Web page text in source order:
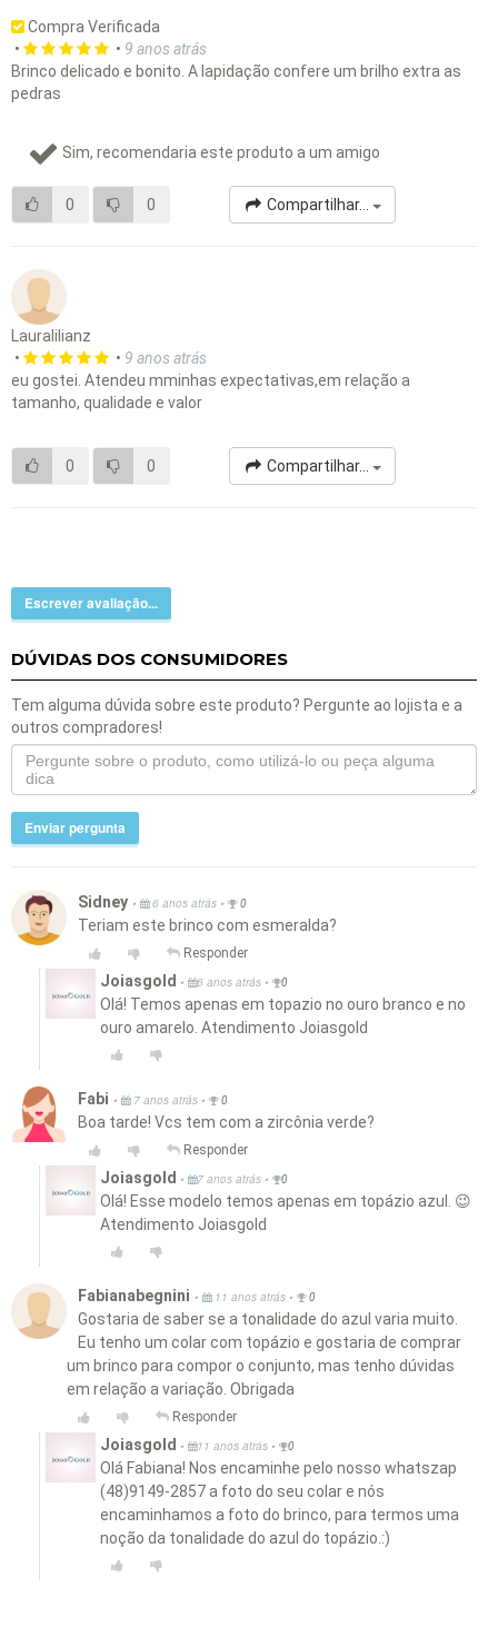
Compra Verificada
•
• 9 anos atrás
Brinco delicado e bonito. A lapidação confere um brilho extra as
pedras
Sim, recomendaria este produto a um amigo
0 0 Compartilhar...
Lauralilianz
•
• 9 anos atrás
eu gostei. Atendeu mminhas expectativas,em relação a
tamanho, qualidade e valor
0 0 Compartilhar...
Escrever avaliação...
DÚVIDAS DOS CONSUMIDORES
Tem alguma dúvida sobre este produto? Pergunte ao lojista e a
outros compradores!
Enviar pergunta
Sidney • 6 anos atrás • 0
Teriam este brinco com esmeralda?
Responder
Joiasgold • 6 anos atrás • 0
Olá! Temos apenas em topazio no ouro branco e no
ouro amarelo. Atendimento Joiasgold
Fabi • 7 anos atrás • 0
Boa tarde! Vcs tem com a zircônia verde?
Responder
Joiasgold • 7 anos atrás • 0
Olá! Esse modelo temos apenas em topázio azul. 😉
Atendimento Joiasgold
Fabianabegnini • 11 anos atrás • 0
Gostaria de saber se a tonalidade do azul varia muito.
Eu tenho um colar com topázio e gostaria de comprar
um brinco para compor o conjunto, mas tenho dúvidas
em relação a variação. Obrigada
Responder
Joiasgold • 11 anos atrás • 0
Olá Fabiana! Nos encaminhe pelo nosso whatszap
(48)9149-2857 a foto do seu colar e nós
encaminhamos a foto do brinco, para termos uma
noção da tonalidade do azul do topázio.:)